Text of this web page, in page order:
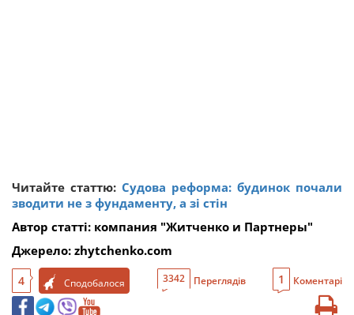
Читайте статтю: Судова реформа: будинок почали
зводити не з фундаменту, а зі стін
Автор статті: компания "Житченко и Партнеры"
Джерело: zhytchenko.com
4 Сподобалося 3342 Переглядів 1 Коментарі